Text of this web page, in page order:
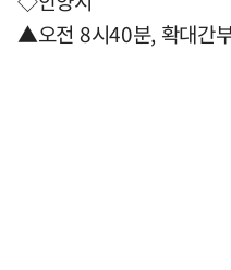
▲오전 8시40분, 확대간